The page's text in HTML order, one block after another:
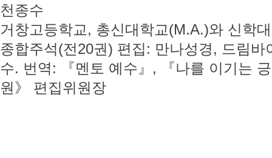
천종수
거창고등학교, 총신대학교(M.A.)와 신학
종합주석(전20권) 편집: 만나성경, 드림
수. 번역: 『멘토 예수』, 『나를 이기는
원》 편집위원장